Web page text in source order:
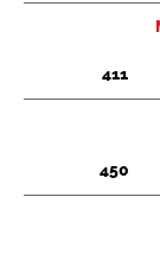
411
450